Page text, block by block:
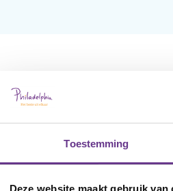
Toestemming
Deze website maakt gebruik van